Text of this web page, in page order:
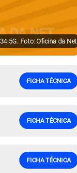
5G. Foto: Oficina da Net
FICHA TÉCNICA
FICHA TÉCNICA
FICHA TÉCNICA